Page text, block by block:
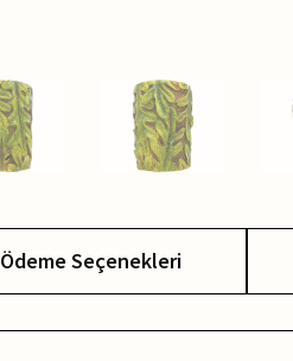
Ödeme Seçenekleri